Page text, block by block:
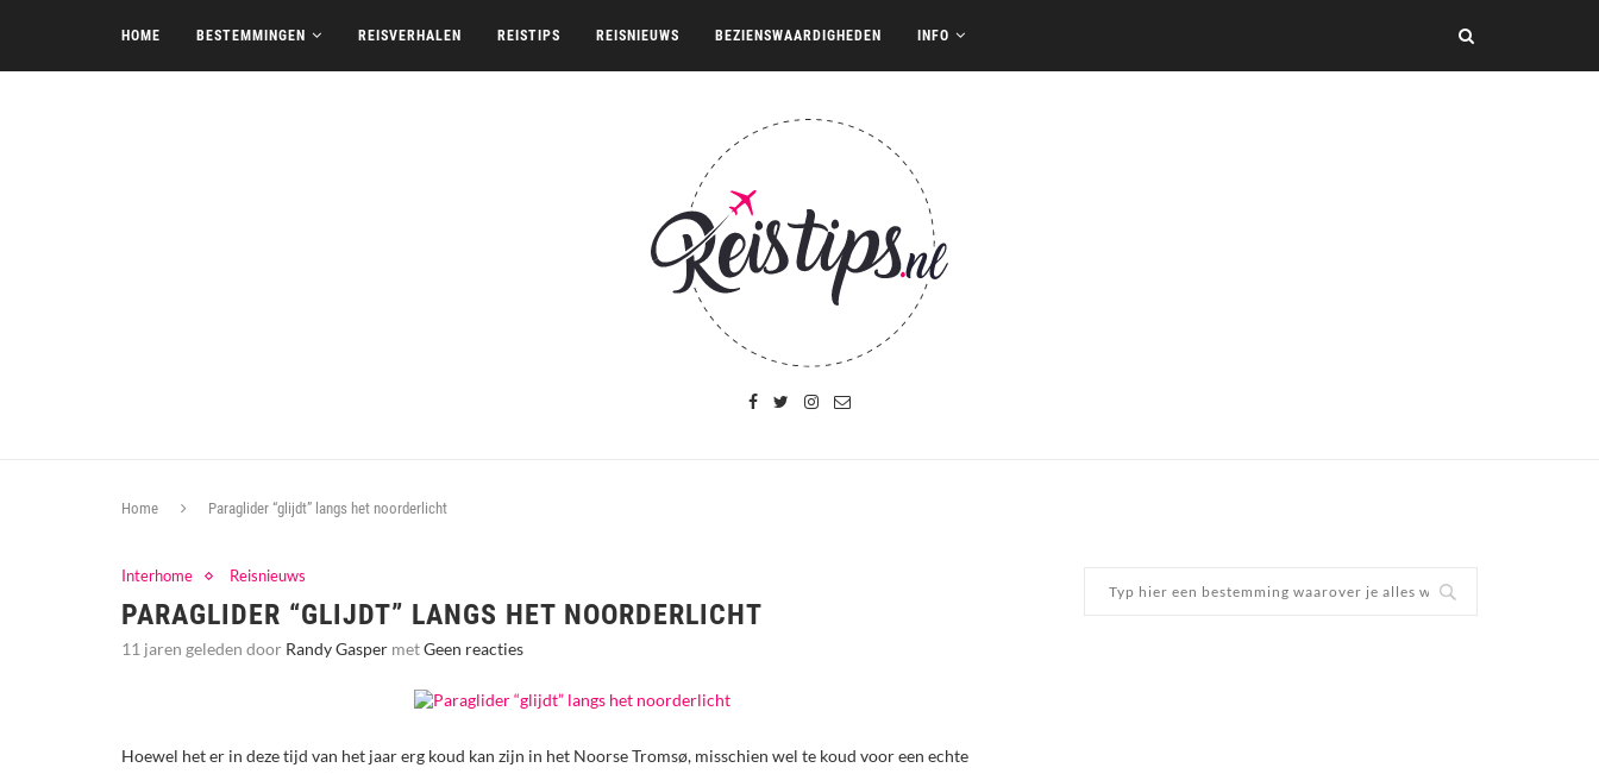
HOME BESTEMMINGEN REISVERHALEN REISTIPS REISNIEUWS BEZIENSWAARDIGHEDEN INFO
Home Paraglider “glijdt” langs het noorderlicht
Interhome Reisnieuws
PARAGLIDER “GLIJDT” LANGS HET NOORDERLICHT
11 jaren geleden door Randy Gasper metGeen reacties
Hoewel het er in deze tijd van het jaar erg koud kan zijn in het Noorse Tromsø, misschien wel te koud voor een echte